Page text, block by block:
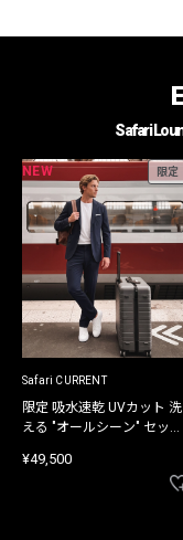
Safari
NEW 限定
Safari CURRENT
限定 吸水速乾 UVカット 洗
える "オールシーン" セット
¥49,500